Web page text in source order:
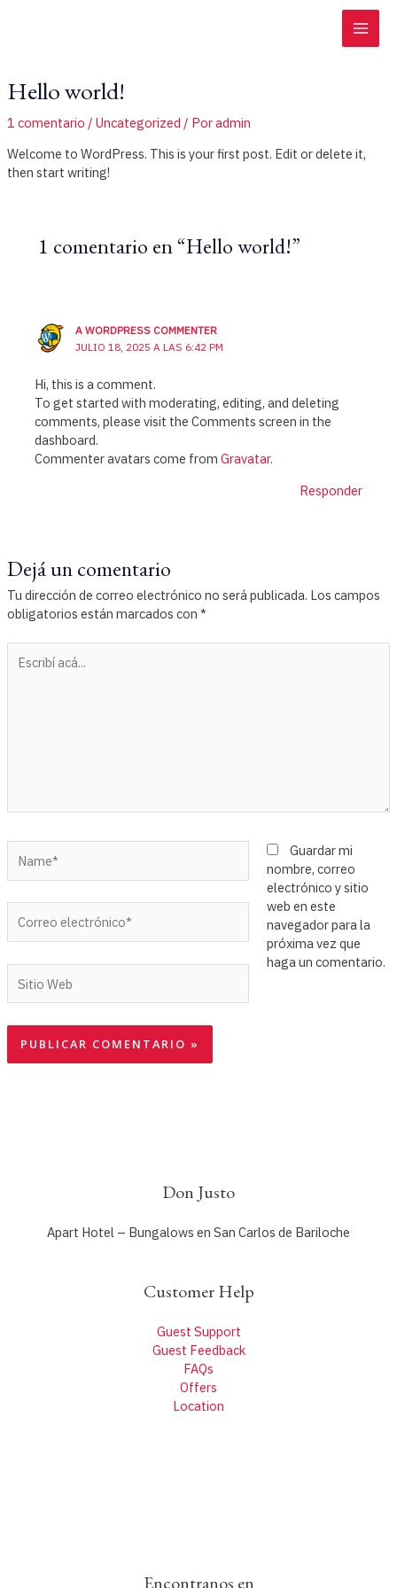
Hello world!
1 comentario / Uncategorized / Poradmin
Welcome to WordPress. This is your first post. Edit or delete it,
then start writing!
1 comentario en “Hello world!”
A WORDPRESS COMMENTER
JULIO 18, 2025 A LAS 6:42 PM
Hi, this is a comment.
To get started with moderating, editing, and deleting
comments, please visit the Comments screen in the
dashboard.
Commenter avatars come fromGravatar.
Responder
Dejá un comentario
Tu dirección de correo electrónico no será publicada. Los campos
obligatorios están marcados con *
acá...
electrónico*
Web
Guardar mi
nombre, correo
electrónico y sitio
web en este
navegador para la
próxima vez que
haga un comentario.
Don Justo
Apart Hotel – Bungalows en San Carlos de Bariloche
Customer Help
Guest Support
Guest Feedback
FAQs
Offers
Location
Encontranos en